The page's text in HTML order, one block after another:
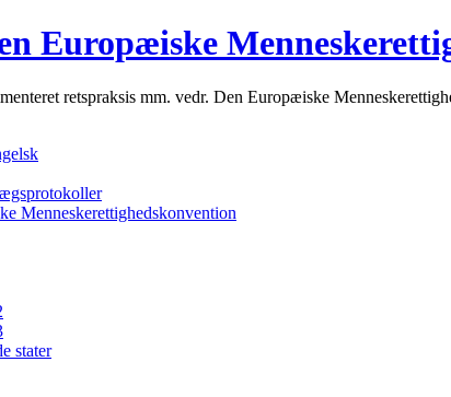
Europæiske
retspraksis mm. vedr. Den Europæiske
Menneskerettighedskonvention
stater